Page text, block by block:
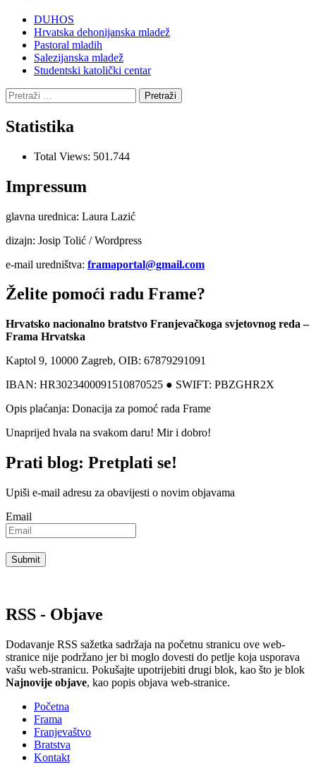
DUHOS
Hrvatska dehonijanska mladež
Pastoral mladih
Salezijanska mladež
Studentski katolički centar
Pretraži:
Statistika
Total Views: 501.744
Impressum
glavna urednica: Laura Lazić
dizajn: Josip Tolić / Wordpress
e-mail uredništva: framaportal@gmail.com
Želite pomoći radu Frame?
Hrvatsko nacionalno bratstvo Franjevačkoga svjetovnog reda –
Frama Hrvatska
Kaptol 9, 10000 Zagreb, OIB: 67879291091
IBAN: HR3023400091510870525 ● SWIFT: PBZGHR2X
Opis plaćanja: Donacija za pomoć rada Frame
Unaprijed hvala na svakom daru! Mir i dobro!
Prati blog: Pretplati se!
Upiši e-mail adresu za obavijesti o novim objavama
Email
RSS - Objave
Dodavanje RSS sažetka sadržaja na početnu stranicu ove web-
stranice nije podržano jer bi moglo dovesti do petlje koja usporava
vašu web-stranicu. Pokušajte upotrijebiti drugi blok, kao što je blok
Najnovije objave, kao popis objava ​​web-stranice.
Početna
Frama
Franjevaštvo
Bratstva
Kontakt